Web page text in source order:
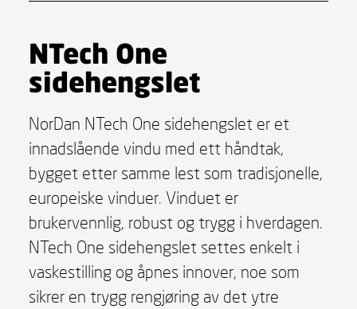
NTech One
sidehengslet
NorDan NTech One sidehengslet er et
innadslående vindu med ett håndtak,
bygget etter samme lest som tradisjonelle,
europeiske vinduer. Vinduet er
brukervennlig, robust og trygg i hverdagen.
NTech One sidehengslet settes enkelt i
vaskestilling og åpnes innover, noe som
sikrer en trygg rengjøring av det ytre